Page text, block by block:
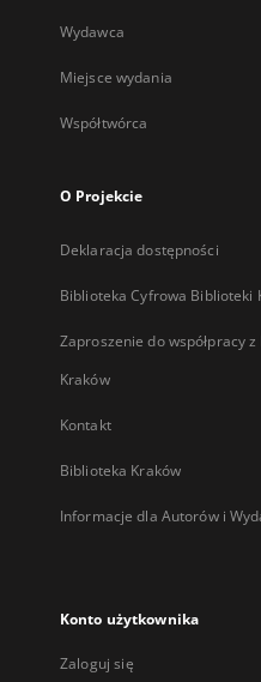
Wydawca
Miejsce wydania
Współtwórca
O Projekcie
Deklaracja dostępności
Biblioteka Cyfrowa Biblioteki
Zaproszenie do współpracy
Kraków
Kontakt
Biblioteka Kraków
Informacje dla Autorów i
Konto użytkownika
Zaloguj się